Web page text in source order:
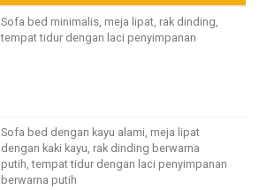
Sofa bed minimalis, meja lipat, rak dinding,
tempat tidur dengan laci penyimpanan
Sofa bed dengan kayu alami, meja lipat
dengan kaki kayu, rak dinding berwarna
putih, tempat tidur dengan laci penyimpanan
berwarna putih